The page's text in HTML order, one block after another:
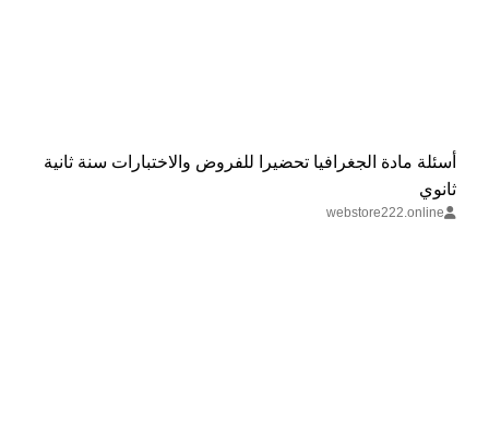
‏أسئلة مادة الجغرافيا تحضيرا للفروض والاختبارات ‏سنة ثانية
ثانوي
webstore222.online